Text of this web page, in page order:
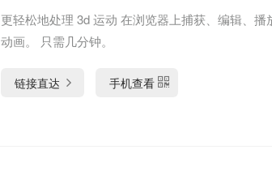
更轻松地处理 3d 运动 在浏览器上捕获、编辑、播
动画。 只需几分钟。
链接直达 手机查看